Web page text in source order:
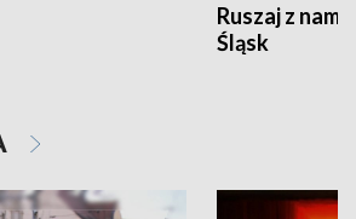
Ruszaj z
Śląsk